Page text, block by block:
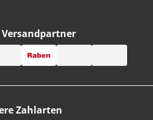
Zahlarten
Versandpartner